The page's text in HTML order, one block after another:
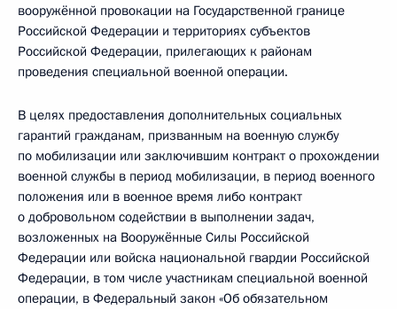
вооружённой провокации на Государственной границе
Российской Федерации и территориях субъектов
Российской Федерации, прилегающих к районам
проведения специальной военной операции.
В целях предоставления дополнительных социальных
гарантий гражданам, призванным на военную службу
по мобилизации или заключившим контракт о прохождении
военной службы в период мобилизации, в период военного
положения или в военное время либо контракт
о добровольном содействии в выполнении задач,
возложенных на Вооружённые Силы Российской
Федерации или войска национальной гвардии Российской
Федерации, в том числе участникам специальной военной
операции, в Федеральный закон «Об обязательном